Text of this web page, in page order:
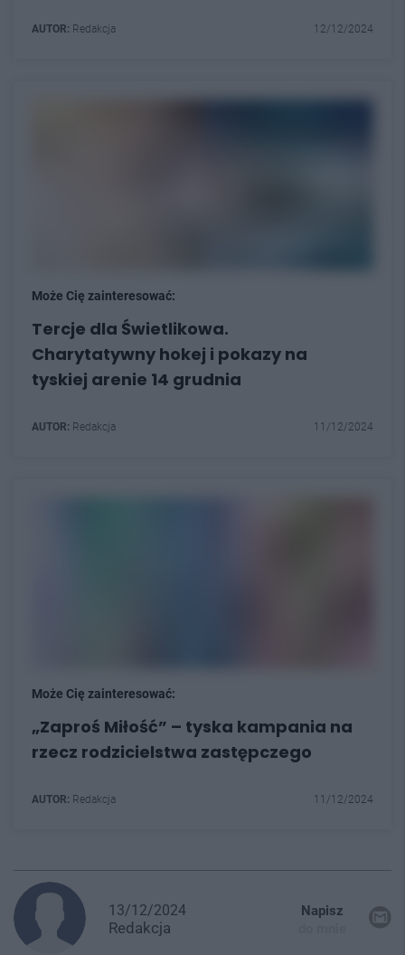
AUTOR: Redakcja 12/12/2024
Może Cię zainteresować:
Tercje dla Świetlikowa.
Charytatywny hokej i pokazy na
tyskiej arenie 14 grudnia
AUTOR: Redakcja 11/12/2024
Może Cię zainteresować:
„Zaproś Miłość” – tyska kampania na
rzecz rodzicielstwa zastępczego
AUTOR: Redakcja 11/12/2024
13/12/2024
Redakcja
Napisz